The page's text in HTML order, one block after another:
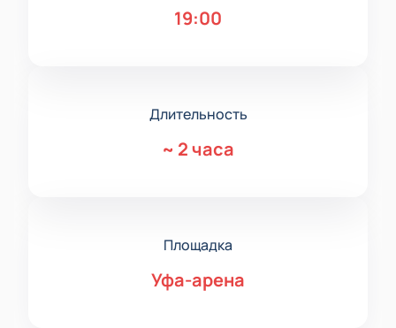
19:00
Длительность
~ 2 часа
Площадка
Уфа-арена